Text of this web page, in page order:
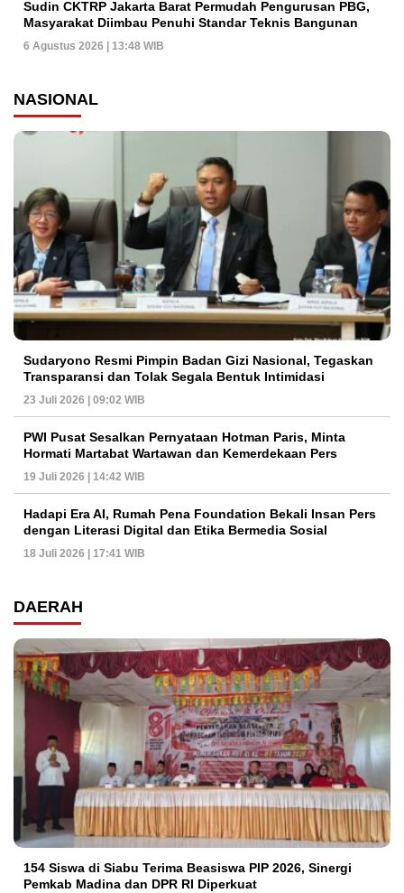
Sudin CKTRP Jakarta Barat Permudah Pengurusan PBG,
Masyarakat Diimbau Penuhi Standar Teknis Bangunan
6 Agustus 2026 | 13:48 WIB
NASIONAL
Sudaryono Resmi Pimpin Badan Gizi Nasional, Tegaskan
Transparansi dan Tolak Segala Bentuk Intimidasi
23 Juli 2026 | 09:02 WIB
PWI Pusat Sesalkan Pernyataan Hotman Paris, Minta
Hormati Martabat Wartawan dan Kemerdekaan Pers
19 Juli 2026 | 14:42 WIB
Hadapi Era AI, Rumah Pena Foundation Bekali Insan Pers
dengan Literasi Digital dan Etika Bermedia Sosial
18 Juli 2026 | 17:41 WIB
DAERAH
154 Siswa di Siabu Terima Beasiswa PIP 2026, Sinergi
Pemkab Madina dan DPR RI Diperkuat